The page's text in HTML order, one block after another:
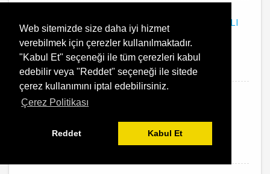
Web sitemizde size daha iyi hizmet
verebilmek için çerezler kullanılmaktadır.
"Kabul Et" seçeneği ile tüm çerezleri kabul
edebilir veya "Reddet" seçeneği ile sitede
çerez kullanımını iptal edebilirsiniz.
Çerez Politikası
Reddet Kabul Et
YENİ ASFALT SİLİNDİRİ İLÇEMİZE HAYIRLI
OLSUN ..
12.Mayıs.2025.Pazartesi 4600
ENERJİ VE TABİ KAYNAKLARI
BAKANLIĞIMIZA ZİYARET ..
12.Mayıs.2025.Pazartesi 4842